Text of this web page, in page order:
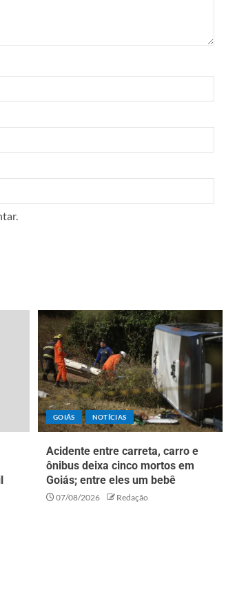
GOIÁS NOTÍCIAS
Acidente entre carreta, carro e
ônibus deixa cinco mortos em
Goiás; entre eles um bebê
07/08/2026 Redação